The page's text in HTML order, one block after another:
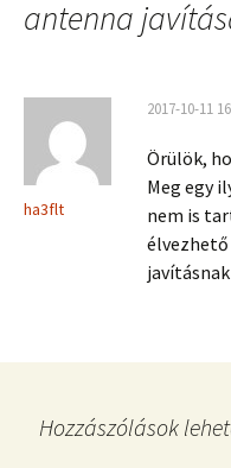
antenna
ha3flt
2017-10-11
Örülök,
Meg egy
nem is
élvezhető
Hozzászólások